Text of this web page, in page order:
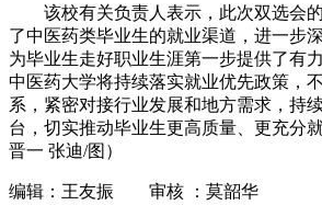
该校有关负责人表示，此次双选会
了中医药类毕业生的就业渠道，进一步
为毕业生走好职业生涯第一步提供了有
中医药大学将持续落实就业优先政策，
系，紧密对接行业发展和地方需求，持
台，切实推动毕业生更高质量、更充分
晋一 张迪/图）
编辑：王友振 审核 ：莫韶华